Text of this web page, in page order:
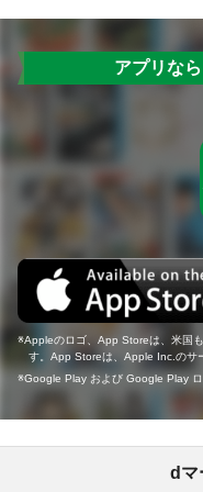
アプリな
Appleのロゴ、App Storeは、米国
す。App Storeは、Apple Inc.のサ
Google Play および Google Play
dマ